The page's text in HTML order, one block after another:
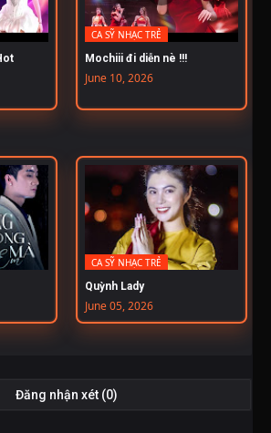
CA SỸ NHẠC TRẺ
Mochiii đi diễn nè !!!
June 10, 2026
CA SỸ NHẠC TRẺ
Quỳnh Lady
June 05, 2026
Đăng nhận xét (0)